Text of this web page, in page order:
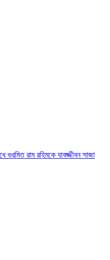
রাম রহিমকে যাবজ্জীবন সাজা